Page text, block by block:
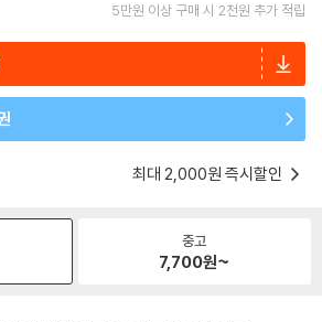
5만원 이상 구매 시 2천원 추가 적립
최대 2,000원 즉시할인
중고
7,700원~